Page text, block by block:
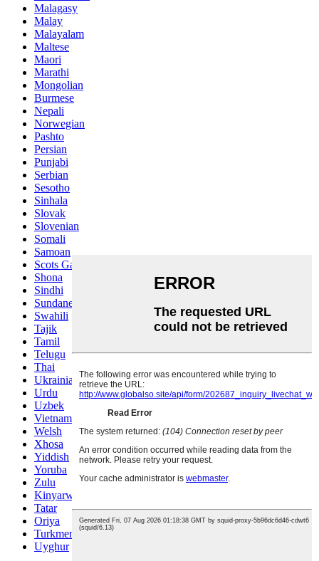
Malagasy
Malay
Malayalam
Maltese
Maori
Marathi
Mongolian
Burmese
Nepali
Norwegian
Pashto
Persian
Punjabi
Serbian
Sesotho
Sinhala
Slovak
Slovenian
Somali
Samoan
Scots Gaelic
Shona
Sindhi
Sundanese
Swahili
Tajik
Tamil
Telugu
Thai
Ukrainian
Urdu
Uzbek
Vietnamese
Welsh
Xhosa
Yiddish
Yoruba
Zulu
Kinyarwanda
Tatar
Oriya
Turkmen
Uyghur